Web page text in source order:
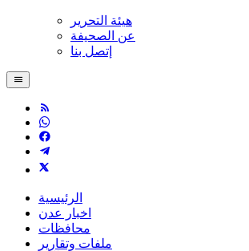
هيئة التحرير
عن الصحيفة
إتصل بنا
الرئيسية
اخبار عدن
محافظات
ملفات وتقارير